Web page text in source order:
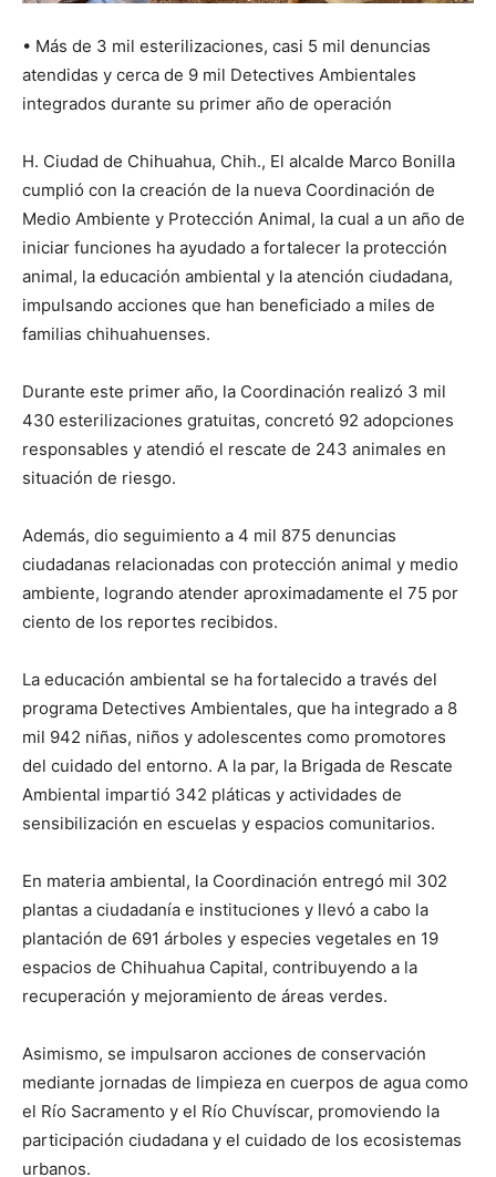
•⁠ ⁠Más de 3 mil esterilizaciones, casi 5 mil denuncias
atendidas y cerca de 9 mil Detectives Ambientales
integrados durante su primer año de operación
H. Ciudad de Chihuahua, Chih., El alcalde Marco Bonilla
cumplió con la creación de la nueva Coordinación de
Medio Ambiente y Protección Animal, la cual a un año de
iniciar funciones ha ayudado a fortalecer la protección
animal, la educación ambiental y la atención ciudadana,
impulsando acciones que han beneficiado a miles de
familias chihuahuenses.
Durante este primer año, la Coordinación realizó 3 mil
430 esterilizaciones gratuitas, concretó 92 adopciones
responsables y atendió el rescate de 243 animales en
situación de riesgo.
Además, dio seguimiento a 4 mil 875 denuncias
ciudadanas relacionadas con protección animal y medio
ambiente, logrando atender aproximadamente el 75 por
ciento de los reportes recibidos.
La educación ambiental se ha fortalecido a través del
programa Detectives Ambientales, que ha integrado a 8
mil 942 niñas, niños y adolescentes como promotores
del cuidado del entorno. A la par, la Brigada de Rescate
Ambiental impartió 342 pláticas y actividades de
sensibilización en escuelas y espacios comunitarios.
En materia ambiental, la Coordinación entregó mil 302
plantas a ciudadanía e instituciones y llevó a cabo la
plantación de 691 árboles y especies vegetales en 19
espacios de Chihuahua Capital, contribuyendo a la
recuperación y mejoramiento de áreas verdes.
Asimismo, se impulsaron acciones de conservación
mediante jornadas de limpieza en cuerpos de agua como
el Río Sacramento y el Río Chuvíscar, promoviendo la
participación ciudadana y el cuidado de los ecosistemas
urbanos.